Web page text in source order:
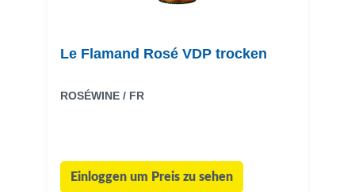
Le Flamand Rosé VDP trocken
ROSÉWINE / FR
Einloggen um Preis zu sehen